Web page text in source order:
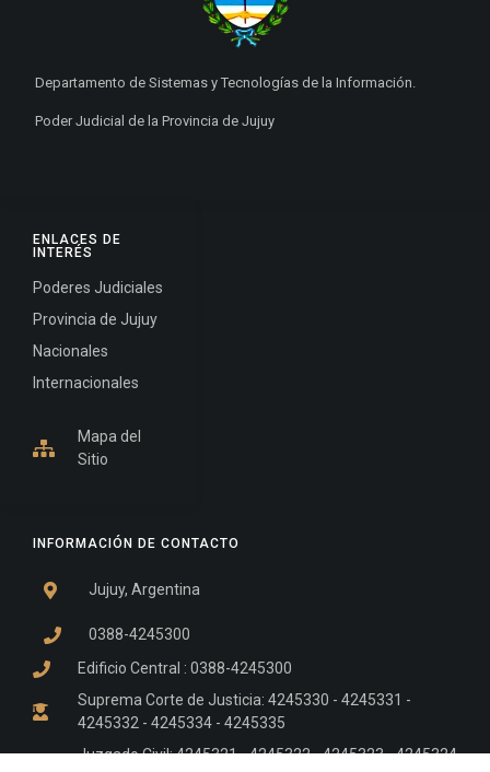
INFORMACIÓN DE CONTACTO
Jujuy, Argentina
0388-4245300
Edificio Central : 0388-4245300
Suprema Corte de Justicia: 4245330 - 4245331 -
4245332 - 4245334 - 4245335
Juzgado Civil: 4245321 - 4245322 - 4245323 - 4245324
ENLACES DE
INTERÉS
Poderes Judiciales
Provincia de Jujuy
Nacionales
Internacionales
Mapa del
Sitio
Departamento de Sistemas y Tecnologías de la Información.
Poder Judicial de la Provincia de Jujuy